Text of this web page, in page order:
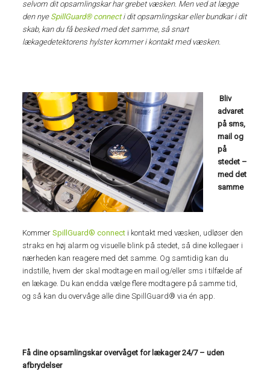
selvom dit opsamlingskar har grebet væsken. Men ved at lægge
den nye SpillGuard® connecti dit opsamlingskar eller bundkar i dit
skab, kan du få besked med det samme, så snart
lækagedetektorens hylster kommer i kontakt med væsken.
Bliv
advaret
på sms,
mail og
på
stedet –
med det
samme
KommerSpillGuard® connect i kontakt med væsken, udløser den
straks en høj alarm og visuelle blink på stedet, så dine kollegaer i
nærheden kan reagere med det samme. Og samtidig kan du
indstille, hvem der skal modtage en mail og/eller sms i tilfælde af
en lækage. Du kan endda vælge flere modtagere på samme tid,
og så kan du overvåge alle dine SpillGuard® via én app.
Få dine opsamlingskar overvåget for lækager 24/7 – uden
afbrydelser